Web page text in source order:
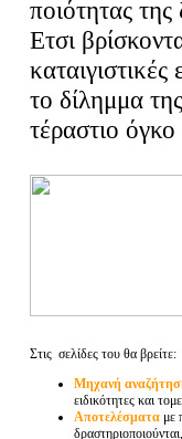
ποιότητας
Ετσι
καταιγιστικές
το δίλημμα
τέραστιο
Στις σελίδες του θα βρείτε:
Μηχανή
ειδικότητες και
Αποτελέσματα με